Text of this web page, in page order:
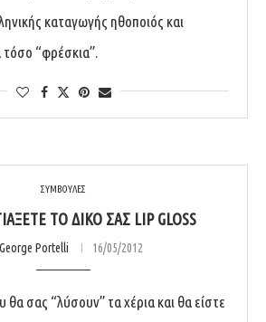
καταγωγής ηθοποιός και
τόσο “φρέσκια”.
ΣΥΜΒΟΥΛΕΣ
ΤΟ ΔΙΚΌ ΣΑΣ LIP GLOSS
George Portelli 16/05/2012
θα σας “λύσουν” τα χέρια και θα είστε